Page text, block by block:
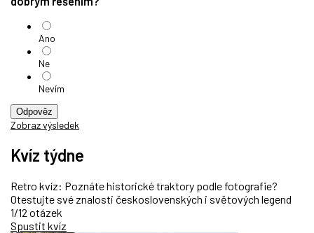
Ano
Ne
Nevím
Odpověz
Zobraz výsledek
Kvíz týdne
Retro kvíz: Poznáte historické traktory podle fotografie?
Otestujte své znalosti československých i světových legend
1/12 otázek
Spustit kvíz